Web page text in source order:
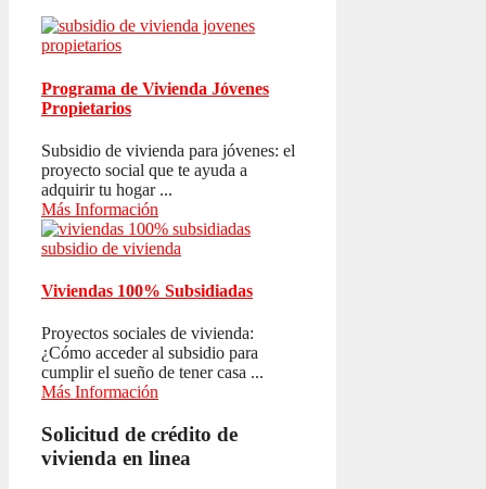
Programa de Vivienda Jóvenes
Propietarios
Subsidio de vivienda para jóvenes: el
proyecto social que te ayuda a
adquirir tu hogar ...
Más Información
Viviendas 100% Subsidiadas
Proyectos sociales de vivienda:
¿Cómo acceder al subsidio para
cumplir el sueño de tener casa ...
Más Información
Solicitud de crédito de
vivienda en linea